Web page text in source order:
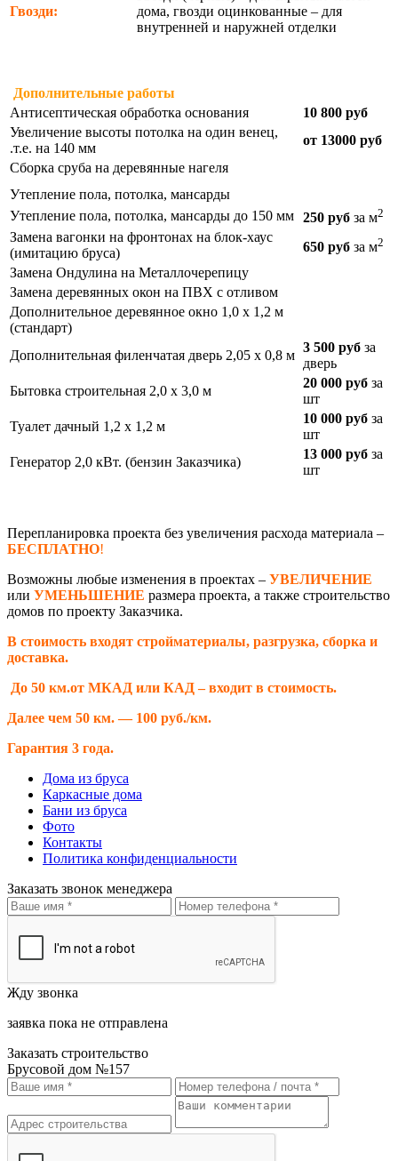
Гвозди:
дома, гвозди оцинкованные – для
внутренней и наружней отделки
Дополнительные работы
Антисептическая обработка основания
10 800 руб
Увеличение высоты потолка на один венец,
.т.е. на 140 мм
от 13000 руб
Сборка сруба на деревянные нагеля
Утепление пола, потолка, мансарды
Утепление пола, потолка, мансарды до 150 мм 250 руб за м2
Замена вагонки на фронтонах на блок-хаус
(имитацию бруса)
650 руб за м2
Замена Ондулина на Металлочерепицу
Замена деревянных окон на ПВХ с отливом
Дополнительное деревянное окно 1,0 х 1,2 м
(стандарт)
Дополнительная филенчатая дверь 2,05 х 0,8 м
3 500 руб за
дверь
Бытовка строительная 2,0 х 3,0 м
20 000 руб за
шт
Туалет дачный 1,2 х 1,2 м
10 000 руб за
шт
Генератор 2,0 кВт. (бензин Заказчика)
13 000 руб за
шт
Перепланировка проекта без увеличения расхода материала –
БЕСПЛАТНО!
Возможны любые изменения в проектах – УВЕЛИЧЕНИЕ
или УМЕНЬШЕНИЕ размера проекта, а также строительство
домов по проекту Заказчика.
В стоимость входят стройматериалы, разгрузка, сборка и
доставка.
До 50 км.от МКАД или КАД – входит в стоимость.
Далее чем 50 км. — 100 руб./км.
Гарантия 3 года.
Дома из бруса
Каркасные дома
Бани из бруса
Фото
Контакты
Политика конфиденциальности
Заказать звонок менеджера
Жду звонка
заявка пока не отправлена
Заказать строительство
Брусовой дом №157